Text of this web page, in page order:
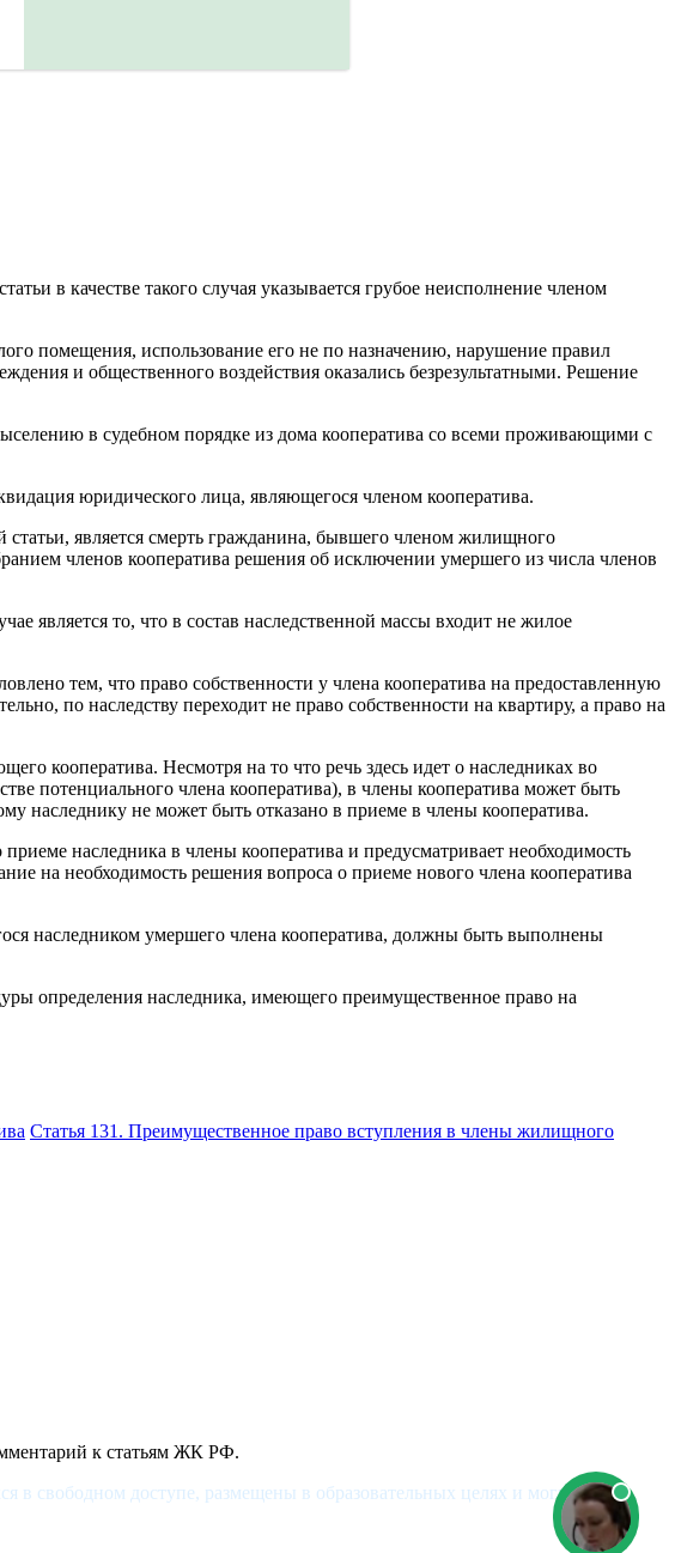
в качестве такого случая указывается грубое неисполнение членом
помещения, использование его не по назначению, нарушение правил
и общественного воздействия оказались безрезультатными. Решение
в судебном порядке из дома кооператива со всеми проживающими с
юридического лица, являющегося членом кооператива.
является смерть гражданина, бывшего членом жилищного
членов кооператива решения об исключении умершего из числа членов
является то, что в состав наследственной массы входит не жилое
тем, что право собственности у члена кооператива на предоставленную
по наследству переходит не право собственности на квартиру, а право на
кооператива. Несмотря на то что речь здесь идет о наследниках во
потенциального члена кооператива), в члены кооператива может быть
наследнику не может быть отказано в приеме в члены кооператива.
наследника в члены кооператива и предусматривает необходимость
на необходимость решения вопроса о приеме нового члена кооператива
наследником умершего члена кооператива, должны быть выполнены
определения наследника, имеющего преимущественное право на
Статья 131. Преимущественное право вступления в члены жилищного
к статьям ЖК РФ.
в свободном доступе, размещены в образовательных целях и могут быть